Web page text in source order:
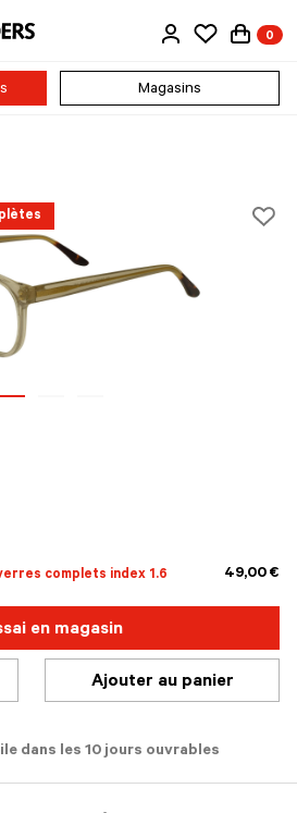
0
Magasins
complets index 1.6 49,00 €
en magasin
Ajouter au panier
dans les 10 jours ouvrables